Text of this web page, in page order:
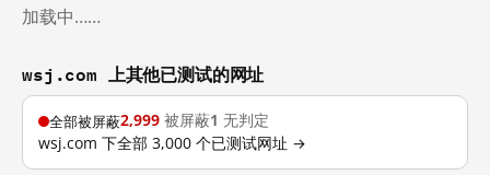
加载中……
wsj.com 上其他已测试的网址
全部被屏蔽2,999 被屏蔽1 无判定
wsj.com 下全部 3,000 个已测试网址 →